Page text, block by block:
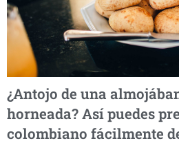
¿Antojo de una
horneada? Así puedes
colombiano fácilmente